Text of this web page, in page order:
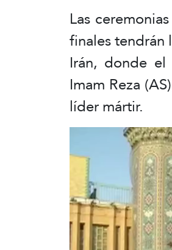
Las
finales tendrán
Irán, donde
Imam Reza
líder mártir.